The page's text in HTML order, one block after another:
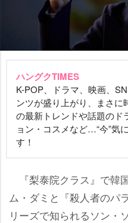
ハングクTIMES
K-POP、ドラマ、映画、
ンツが盛り上がり、まさに
の最新トレンドや話題のド
ョン・コスメなど…“今”気
す！
『梨泰院クラス』で韓
ム・ダミと『殺人者のパ
リーズで知られるソン・